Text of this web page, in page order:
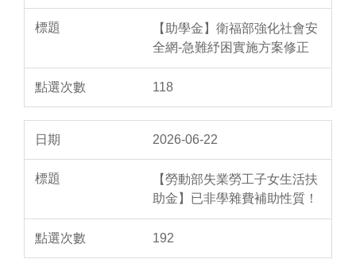
【助學金】衛福部強化社會安
全網-急難紓困實施方案修正
118
2026-06-22
【勞動部失業勞工子女生活扶
助金】已非學雜費補助性質！
192